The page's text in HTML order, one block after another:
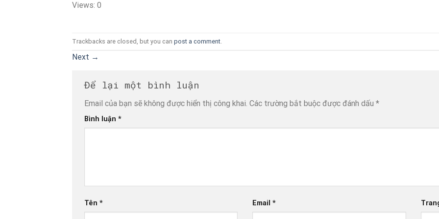
Views: 0
Trackbacks are closed, but you can post a comment
Next →
Để lại một bình luận
Email của bạn sẽ không được hiển thị công khai. Các trường bắt buộc được đánh dấu *
Bình luận *
Tên * Email*